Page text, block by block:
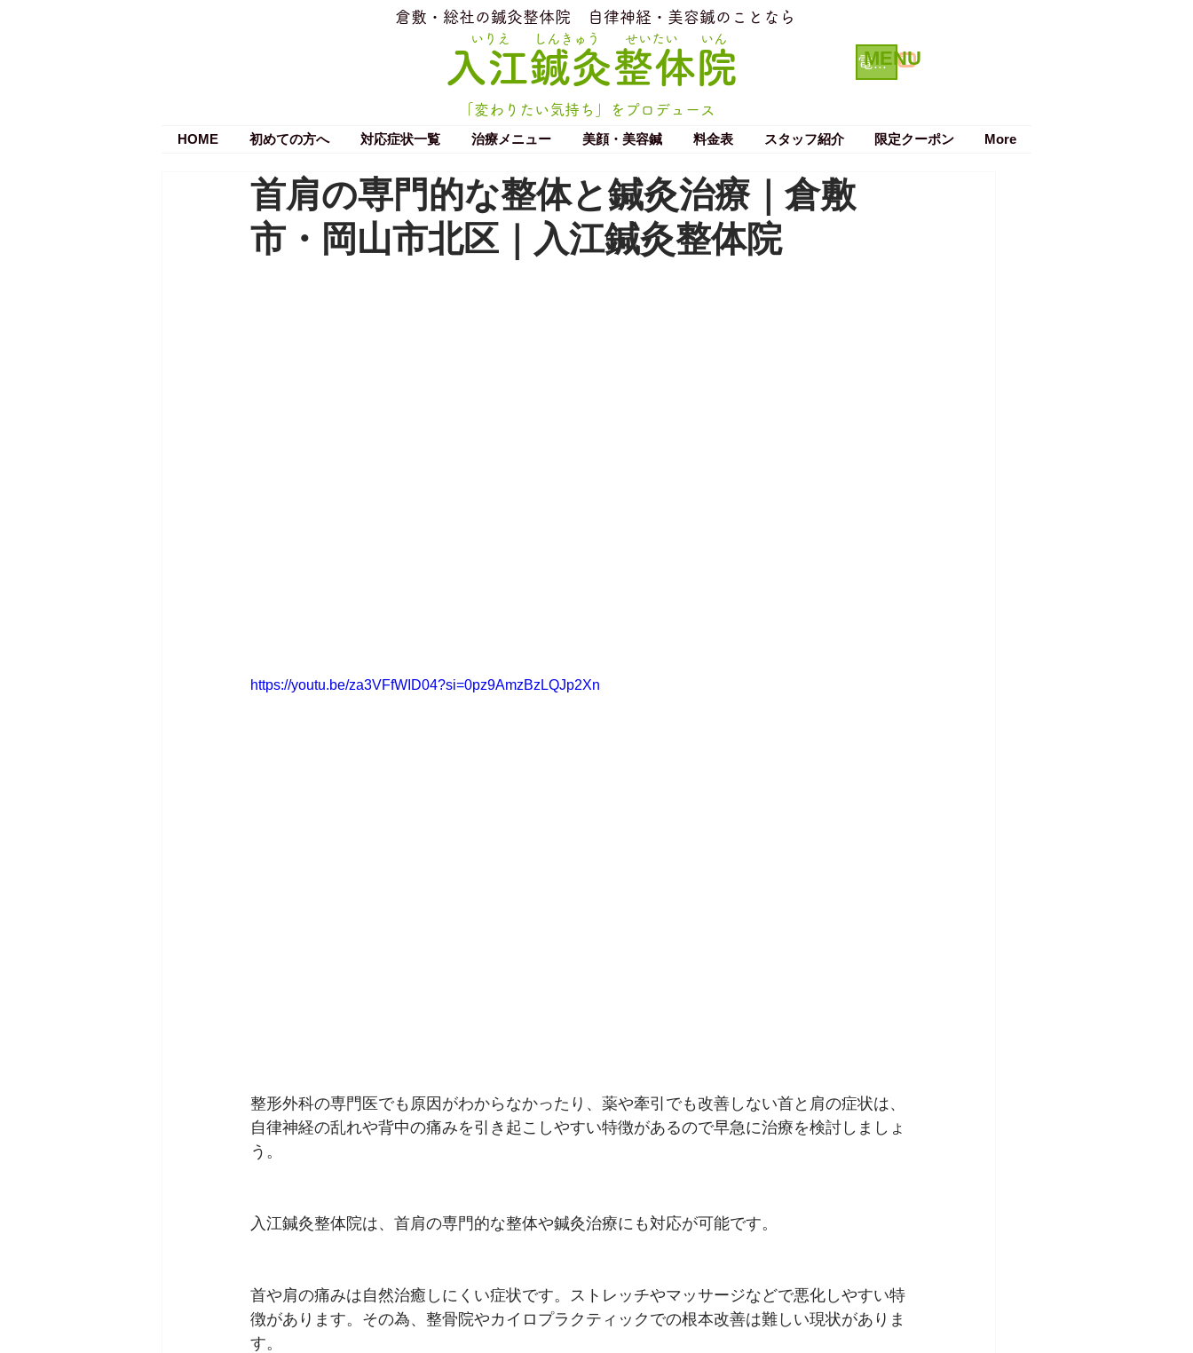
いりえ
​倉敷・総社の鍼灸整体院 ​自律神経・美容鍼のことなら
​入江鍼灸整体院
せいたい
しんきゅう いん
電話で予約する クーポン
MENU
「変わりたい気持ち」をプロデュース
HOME
初めての方へ 対応症状一覧 治療メニュー 美顔・美容鍼 料金表 スタッフ紹介 限定クーポン More
首肩の専門的な整体と鍼灸治療｜倉敷
市・岡山市北区｜入江鍼灸整体院
https://youtu.be/za3VFfWID04?si=0pz9AmzBzLQJp2Xn
整形外科の専門医でも原因がわからなかったり、薬や牽引 でも改善しない首と肩の症状は、
自律神経の乱れや背中の痛みを引き起こしやすい特徴があるので早急に治療を検討しましょ
う。
入江鍼灸整体院は、首肩の専門的な整体や鍼灸治療にも対応が可能です。
首や肩の痛みは自然治癒しにくい症状です。ストレッチやマッサージなどで悪化しやすい特
徴があります。その為、整骨院やカイロプラクティックでの根本改善は難しい現状がありま
す。